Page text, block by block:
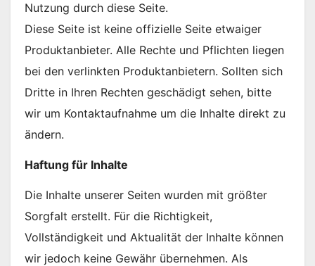
Nutzung durch diese Seite.
Diese Seite ist keine offizielle Seite etwaiger
Produktanbieter. Alle Rechte und Pflichten liegen
bei den verlinkten Produktanbietern. Sollten sich
Dritte in Ihren Rechten geschädigt sehen, bitte
wir um Kontaktaufnahme um die Inhalte direkt zu
ändern.
Haftung für Inhalte
Die Inhalte unserer Seiten wurden mit größter
Sorgfalt erstellt. Für die Richtigkeit,
Vollständigkeit und Aktualität der Inhalte können
wir jedoch keine Gewähr übernehmen. Als